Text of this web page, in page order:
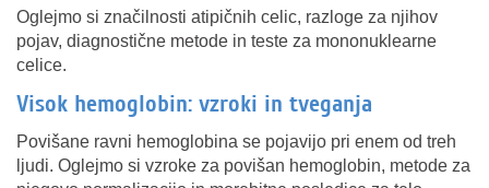
Oglejmo si značilnosti atipičnih celic, razloge za njihov
pojav, diagnostične metode in teste za mononuklearne
celice.
Visok hemoglobin: vzroki in tveganja
Povišane ravni hemoglobina se pojavijo pri enem od treh
ljudi. Oglejmo si vzroke za povišan hemoglobin, metode za